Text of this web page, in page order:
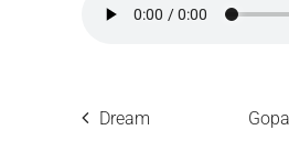
Dream